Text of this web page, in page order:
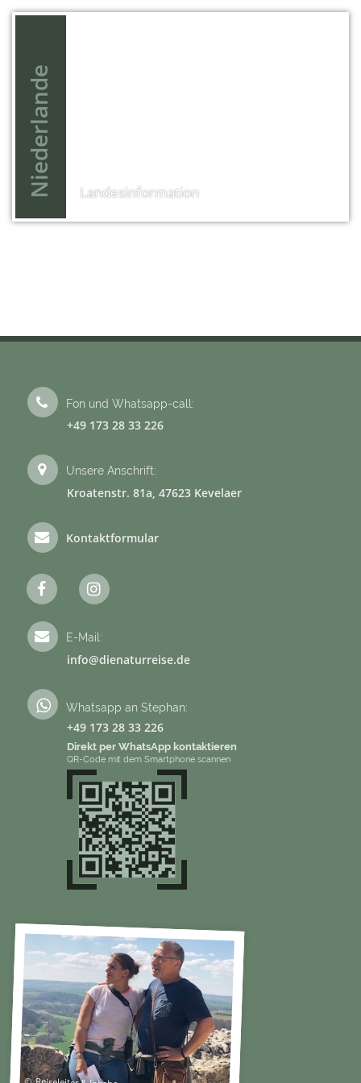
Nieder­lande Landes­information
Fon und Whatsapp-call:
+49 173 28 33 226
Unsere Anschrift:
Kroatenstr. 81a, 47623 Kevelaer
Kontaktformular
E-Mail:
info@dienaturreise.de
Whatsapp an Stephan:
+49 173 28 33 226
Direkt per WhatsApp kontaktieren
QR-Code mit dem Smartphone scannen